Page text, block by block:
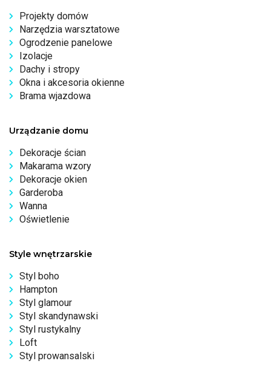
Projekty domów
Narzędzia warsztatowe
Ogrodzenie panelowe
Izolacje
Dachy i stropy
Okna i akcesoria okienne
Brama wjazdowa
Urządzanie domu
Dekoracje ścian
Makarama wzory
Dekoracje okien
Garderoba
Wanna
Oświetlenie
Style wnętrzarskie
Styl boho
Hampton
Styl glamour
Styl skandynawski
Styl rustykalny
Loft
Styl prowansalski